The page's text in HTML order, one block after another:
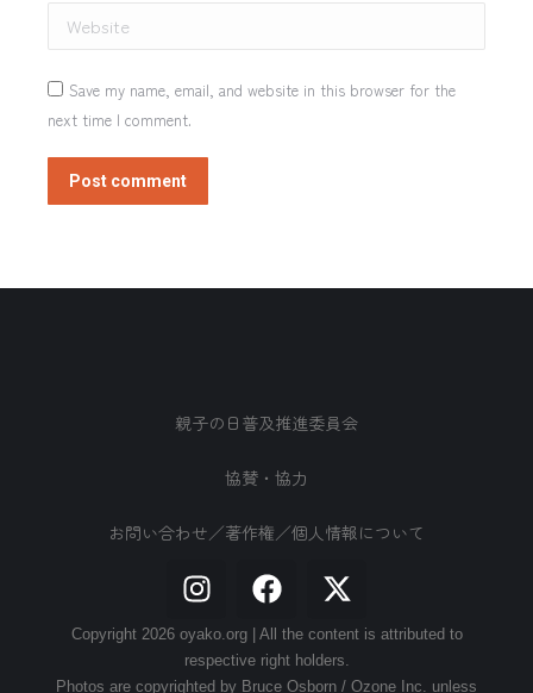
Website
Save my name, email, and website in this browser for the
next time I comment.
Post comment
親子の日普及推進委員会
協賛・協力
お問い合わせ／著作権／個人情報について
Copyright 2026 oyako.org | All the content is attributed to
respective right holders.
Photos are copyrighted by Bruce Osborn / Ozone Inc. unless